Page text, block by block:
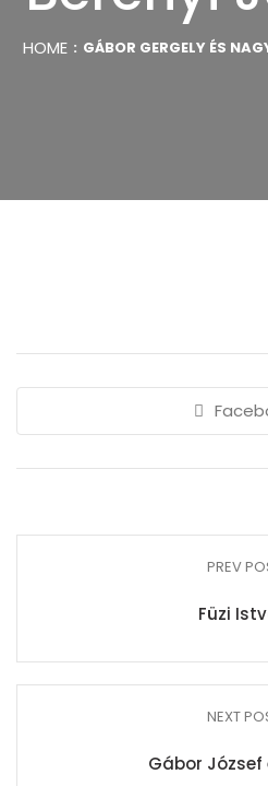
HOME GÁBOR GERGELY ÉS
PREV
Füzi
NEXT
Gábor József